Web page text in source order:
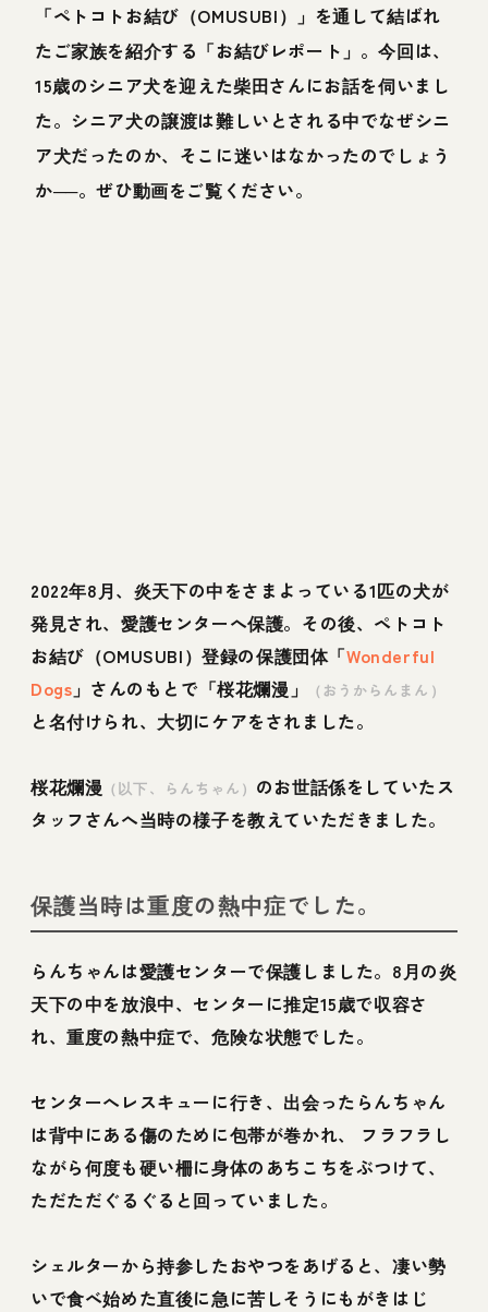
「ペトコトお結び（OMUSUBI）」を通して結ばれ
たご家族を紹介する「お結びレポート」。今回は、
15歳のシニア犬を迎えた柴田さんにお話を伺いまし
た。シニア犬の譲渡は難しいとされる中でなぜシニ
ア犬だったのか、そこに迷いはなかったのでしょう
か──。ぜひ動画をご覧ください。
2022年8月、炎天下の中をさまよっている1匹の犬が
発見され、愛護センターへ保護。その後、ペトコト
お結び（OMUSUBI）登録の保護団体「Wonderful
Dogs 」さんのもとで「桜花爛漫」 （おうからんまん）
と名付けられ、大切にケアをされました。
桜花爛漫 （以下、らんちゃん） のお世話係をしていたス
タッフさんへ当時の様子を教えていただきました。
保護当時は重度の熱中症でした。
らんちゃんは愛護センターで保護しました。8月の炎
天下の中を放浪中、センターに推定15歳で収容さ
れ、重度の熱中症で、危険な状態でした。
センターへレスキューに行き、出会ったらんちゃん
は背中にある傷のために包帯が巻かれ、 フラフラし
ながら何度も硬い柵に身体のあちこちをぶつけて、
ただただぐるぐると回っていました。
シェルターから持参したおやつをあげると、凄い勢
いで食べ始めた直後に急に苦しそうにもがきはじ